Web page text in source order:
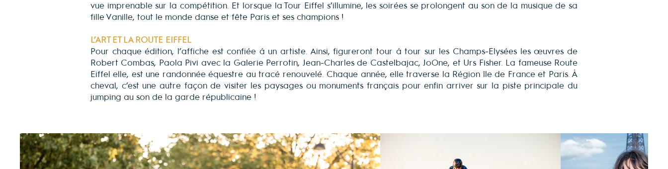
vue imprenable sur la compétition. Et lorsque la Tour Eiffel s’illumine, les soirées se prolongent au son de la musique de sa
fille Vanille, tout le monde danse et fête Paris et ses champions !
L’ART ET LA ROUTE EIFFEL
Pour chaque édition, l’affiche est confiée à un artiste. Ainsi, figureront tour à tour sur les Champs-Elysées les œuvres de
Robert Combas, Paola Pivi avec la Galerie Perrotin, Jean-Charles de Castelbajac, JoOne, et Urs Fisher. La fameuse Route
Eiffel elle, est une randonnée équestre au tracé renouvelé. Chaque année, elle traverse la Région île de France et Paris. À
cheval, c’est une autre façon de visiter les paysages ou monuments français pour enfin arriver sur la piste principale du
jumping au son de la garde républicaine !